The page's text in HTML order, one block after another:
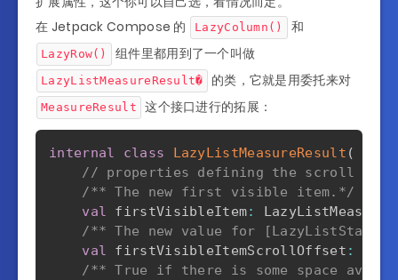
在 Jetpack Compose 的
LazyColumn() 和
LazyRow() 组件里都用到了一个叫做
LazyListMeasureResult� 的类，它就是用委托来对
MeasureResult 这个接口进行的拓展：
internal class LazyListMeasureResult (
// properties defining the scroll
/** The new first visible item.*/
val firstVisibleItem:
/** The new value for
val firstVisibleItemScrollOffset :
/** True if there is some space